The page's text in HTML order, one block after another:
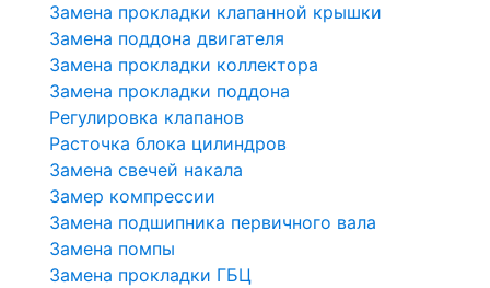
Замена прокладки клапанной крышки
Замена поддона двигателя
Замена прокладки коллектора
Замена прокладки поддона
Регулировка клапанов
Расточка блока цилиндров
Замена свечей накала
Замер компрессии
Замена подшипника первичного вала
Замена помпы
Замена прокладки ГБЦ